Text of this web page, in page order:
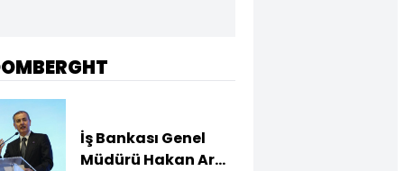
İş Bankası Genel
Müdürü Hakan Aran